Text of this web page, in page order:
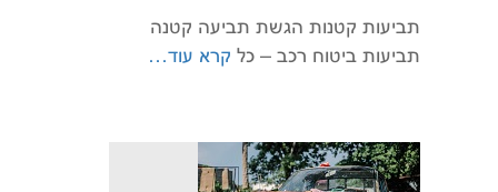
תביעות קטנות הגשת תביעה קטנה
תביעות ביטוח רכב – כל קרא עוד…